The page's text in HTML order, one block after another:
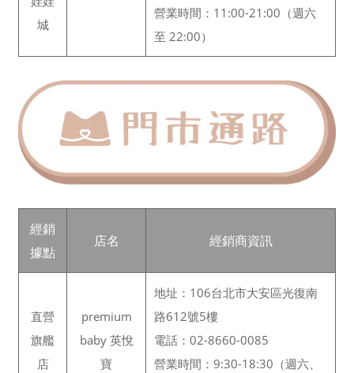
城
營業時間：11:00-21:00（週六
至 22:00）
經銷
據點
店名 經銷商資訊
直營
旗艦
店
premium
baby 英悅
寶
地址：106台北市大安區光復南
路612號5樓
電話：02-8660-0085
營業時間：9:30-18:30（週六、